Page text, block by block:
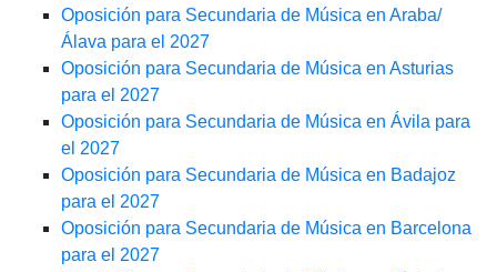
Oposición para Secundaria de Música en Araba/
Álava para el 2027
Oposición para Secundaria de Música en Asturias
para el 2027
Oposición para Secundaria de Música en Ávila para
el 2027
Oposición para Secundaria de Música en Badajoz
para el 2027
Oposición para Secundaria de Música en Barcelona
para el 2027